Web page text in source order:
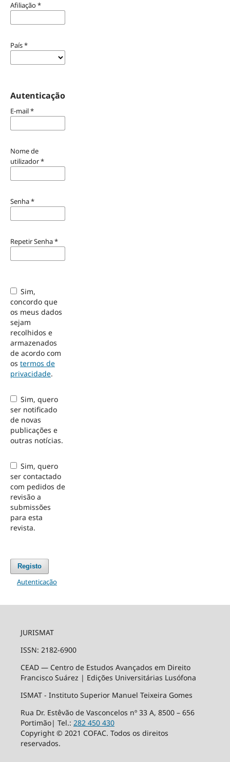
Afiliação*
País*
Autenticação
E-mail*
Nome de
utilizador*
Senha*
Repetir Senha*
Sim,
concordo que
os meus dados
sejam
recolhidos e
armazenados
de acordo com
os termos de
privacidade.
Sim, quero
ser notificado
de novas
publicações e
outras notícias.
Sim, quero
ser contactado
com pedidos de
revisão a
submissões
para esta
revista.
Registo
Autenticação
JURISMAT
ISSN: 2182-6900
CEAD — Centro de Estudos Avançados em Direito
Francisco Suárez | Edições Universitárias Lusófona
ISMAT - Instituto Superior Manuel Teixeira Gomes
Rua Dr. Estêvão de Vasconcelos nº 33 A, 8500 – 656
Portimão| Tel.: 282 450 430
Copyright © 2021 COFAC. Todos os direitos
reservados.